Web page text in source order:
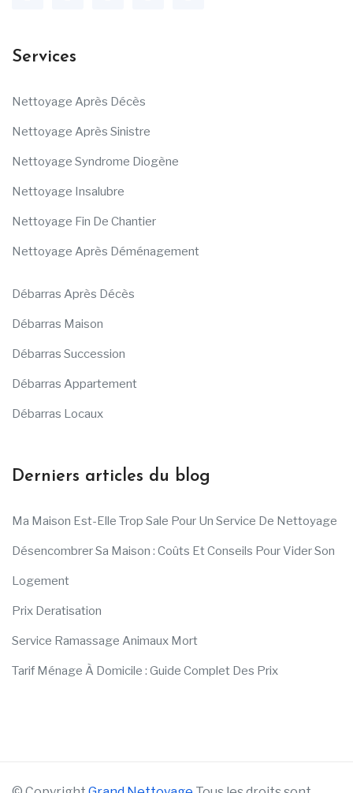
Services
Nettoyage Après Décès
Nettoyage Après Sinistre
Nettoyage Syndrome Diogène
Nettoyage Insalubre
Nettoyage Fin De Chantier
Nettoyage Après Déménagement
Débarras Après Décès
Débarras Maison
Débarras Succession
Débarras Appartement
Débarras Locaux
Derniers articles du blog
Ma Maison Est-Elle Trop Sale Pour Un Service De Nettoyage
Désencombrer Sa Maison : Coûts Et Conseils Pour Vider Son
Logement
Prix Deratisation
Service Ramassage Animaux Mort
Tarif Ménage À Domicile : Guide Complet Des Prix